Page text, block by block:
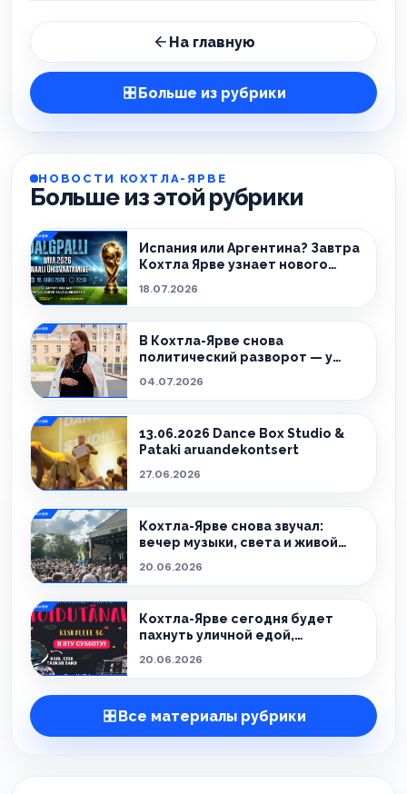
На главную
Больше из рубрики
НОВОСТИ КОХТЛА-ЯРВЕ
Больше из этой рубрики
Испания или Аргентина? Завтра
Кохтла Ярве узнает нового
18.07.2026
В Кохтла-Ярве снова
политический разворот — у
04.07.2026
13.06.2026 Dance Box Studio &
Pataki aruandekontsert
27.06.2026
Кохтла-Ярве снова звучал:
вечер музыки, света и живой
20.06.2026
Кохтла-Ярве сегодня будет
пахнуть уличной едой,
20.06.2026
Все материалы рубрики